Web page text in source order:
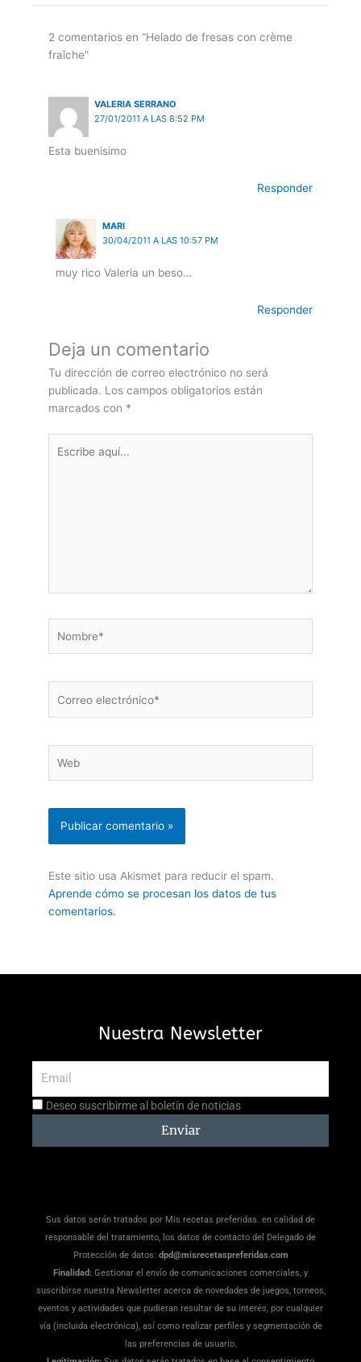
2 comentarios en “Helado de fresas con crème
fraîche”
VALERIA SERRANO
27/01/2011 A LAS 8:52 PM
Esta buenisimo
Responder
MARI
30/04/2011 A LAS 10:57 PM
muy rico Valeria un beso…
Responder
Deja un comentario
Tu dirección de correo electrónico no será
publicada. Los campos obligatorios están
marcados con *
aquí...
electrónico*
Este sitio usa Akismet para reducir el spam.
Aprende cómo se procesan los datos de tus
comentarios.
Nuestra Newsletter
Aceptación
Deseo suscribirme al boletín de noticias
Enviar
Sus datos serán tratados por Mis recetas preferidas. en calidad de
responsable del tratamiento, los datos de contacto del Delegado de
Protección de datos: dpd@misrecetaspreferidas.com
Finalidad: Gestionar el envío de comunicaciones comerciales, y
suscribirse nuestra Newsletter acerca de novedades de juegos, torneos,
eventos y actividades que pudieran resultar de su interés, por cualquier
vía (incluida electrónica), así como realizar perfiles y segmentación de
las preferencias de usuario.